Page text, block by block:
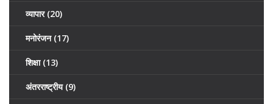
व्यापार (20)
मनोरंजन (17)
शिक्षा (13)
अंतरराष्ट्रीय (9)